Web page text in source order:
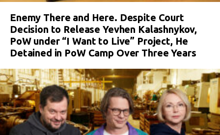
Enemy There and Here. Despite Court
Decision to Release Yevhen Kalashnykov,
PoW under “I Want to Live” Project, He
Detained in PoW Camp Over Three Years